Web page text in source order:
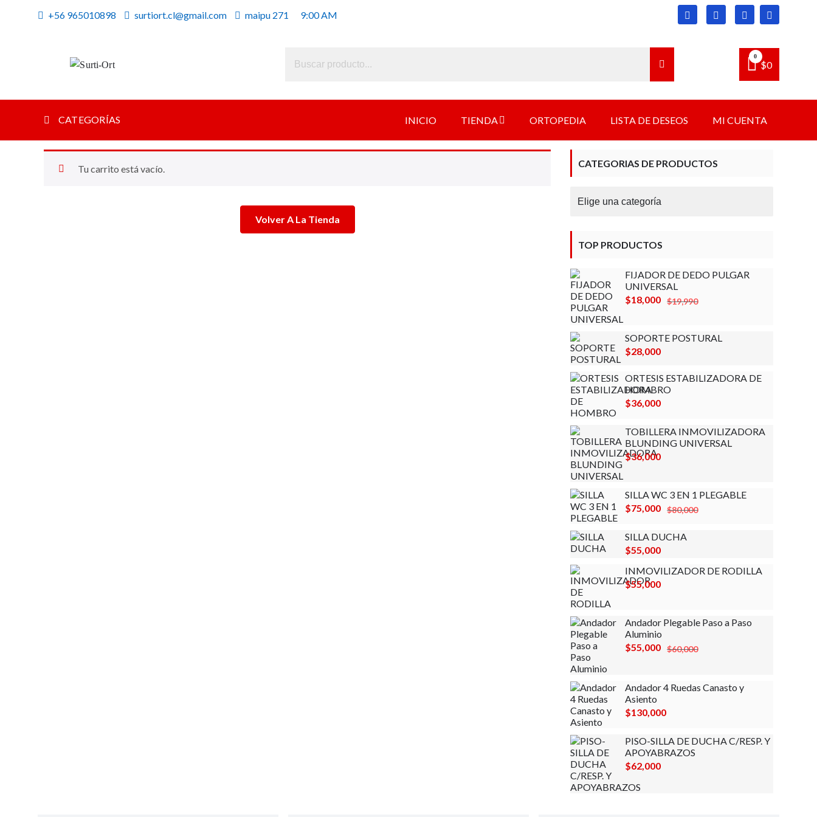
+56 965010898 surtiort.cl@gmail.com maipu 271 9:00 AM
0
$0
CATEGORÍAS INICIO TIENDA ORTOPEDIA LISTA DE DESEOS MI CUENTA
Tu carrito está vacío.
Volver A La Tienda
CATEGORIAS DE PRODUCTOS
TOP PRODUCTOS
FIJADOR DE DEDO PULGAR
UNIVERSAL
$19,990El
era:
$18,000
El
es:
SOPORTE POSTURAL
$28,000
ORTESIS ESTABILIZADORA DE
HOMBRO
$36,000
TOBILLERA INMOVILIZADORA
BLUNDING UNIVERSAL
$36,000
SILLA WC 3 EN 1 PLEGABLE
$80,000El
$80,000.
$75,000
El
$75,000.
SILLA DUCHA
$55,000
INMOVILIZADOR DE RODILLA
$55,000
Andador Plegable Paso a Paso
Aluminio
$60,000El
era:
$55,000
El
es:
Andador 4 Ruedas Canasto y
Asiento
$130,000
PISO-SILLA DE DUCHA C/RESP. Y
APOYABRAZOS
$62,000